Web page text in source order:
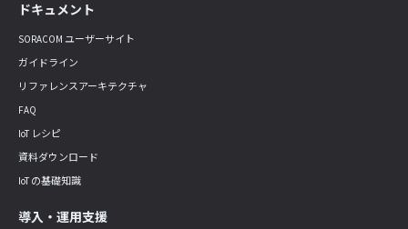
ドキュメント
SORACOM ユーザーサイト
ガイドライン
リファレンスアーキテクチャ
FAQ
IoT レシピ
資料ダウンロード
IoT の基礎知識
導入・運用支援